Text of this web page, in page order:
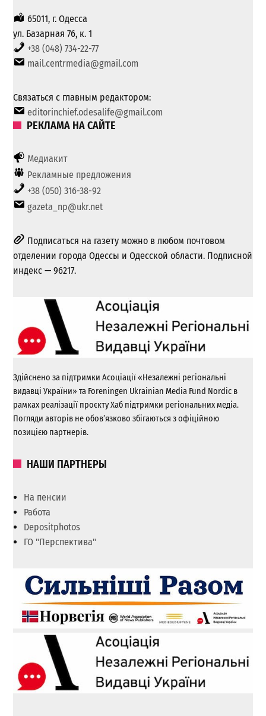
65011, г. Одесса
ул. Базарная 76, к. 1
+38 (048) 734-22-77
mail.centrmedia@gmail.com
Связаться с главным редактором:
editorinchief.odesalife@gmail.com
РЕКЛАМА НА САЙТЕ
Медиакит
Рекламные предложения
+38 (050) 316-38-92
gazeta_np@ukr.net
Подписаться на газету можно в любом почтовом
отделении города Одессы и Одесской области. Подписной
индекс — 96217.
Здійснено за підтримки Асоціації «Незалежні регіональні
видавці України» та Foreningen Ukrainian Media Fund Nordic в
рамках реалізації проєкту Хаб підтримки регіональних медіа.
Погляди авторів не обов’язково збігаються з офіційною
позицією партнерів.
НАШИ ПАРТНЕРЫ
На пенсии
Работа
Depositphotos
ГО "Перспектива"